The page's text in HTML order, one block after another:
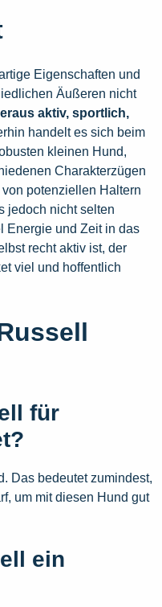
Eigenschaften und
Äußeren nicht
aktiv, sportlich,
handelt es sich beim
kleinen Hund,
Charakterzügen
potenziellen Haltern
jedoch nicht selten
Energie und Zeit in das
recht aktiv ist, der
viel und hoffentlich
für
Das bedeutet zumindest,
um mit diesen Hund gut
ein